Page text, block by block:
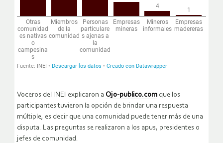
Voceros del INEI explicaron a Ojo-publico.com que los
participantes tuvieron la opción de brindar una respuesta
múltiple, es decir que una comunidad puede tener más de una
disputa. Las preguntas se realizaron a los apus, presidentes o
jefes de comunidad.